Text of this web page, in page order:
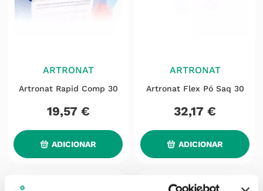
ARTRONAT
Artronat Rapid Comp 30
19,57 €
ADICIONAR
ARTRONAT
Artronat Flex Pó Saq 30
32,17 €
ADICIONAR